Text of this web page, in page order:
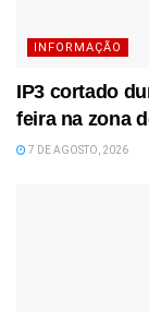
INFORMAÇÃO
IP3 cortado
feira na zona
7 DE AGOSTO, 2026